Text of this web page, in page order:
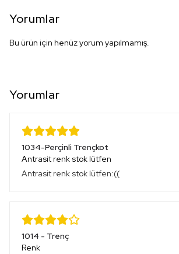
Yorumlar
Bu ürün için henüz yorum yapılmamış.
Yorumlar
1034-Perçinli Trençkot
Antrasit renk stok lütfen
Antrasit renk stok lütfen:((
1014 - Trenç
Renk